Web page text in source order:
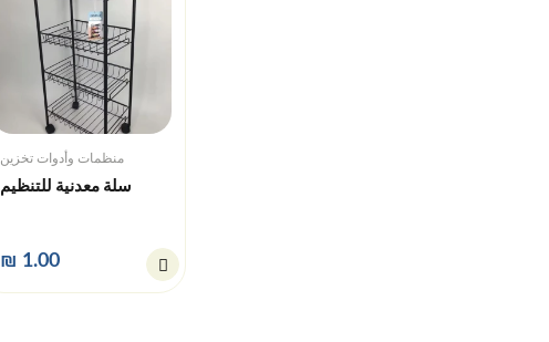
منظمات وأدوات تخزين
سلة معدنية للتنظيم
₪ 1.00